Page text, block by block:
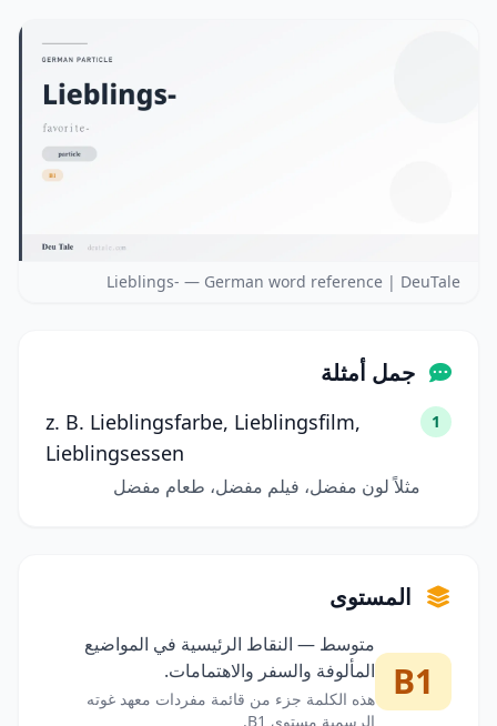
Lieblings- — German word reference | DeuTale
جمل أمثلة
1
z. B. Lieblingsfarbe, Lieblingsfilm,
Lieblingsessen
مثلاً لون مفضل، فيلم مفضل، طعام مفضل
المستوى
B1
متوسط — النقاط الرئيسية في المواضيع
المألوفة والسفر والاهتمامات.
هذه الكلمة جزء من قائمة مفردات معهد غوته
الرسمية مستوى B1.